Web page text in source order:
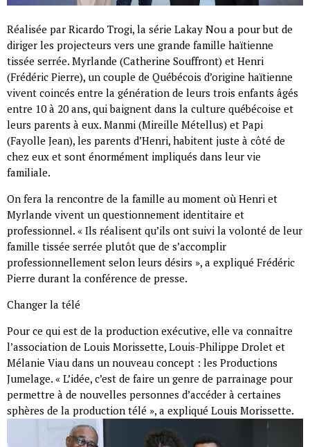
Réalisée par Ricardo Trogi, la série Lakay Nou a pour but de
diriger les projecteurs vers une grande famille haïtienne
tissée serrée. Myrlande (Catherine Souffront) et Henri
(Frédéric Pierre), un couple de Québécois d’origine haïtienne
vivent coincés entre la génération de leurs trois enfants âgés
entre 10 à 20 ans, qui baignent dans la culture québécoise et
leurs parents à eux. Manmi (Mireille Métellus) et Papi
(Fayolle Jean), les parents d’Henri, habitent juste à côté de
chez eux et sont énormément impliqués dans leur vie
familiale.
On fera la rencontre de la famille au moment où Henri et
Myrlande vivent un questionnement identitaire et
professionnel. « Ils réalisent qu’ils ont suivi la volonté de leur
famille tissée serrée plutôt que de s’accomplir
professionnellement selon leurs désirs », a expliqué Frédéric
Pierre durant la conférence de presse.
Changer la télé
Pour ce qui est de la production exécutive, elle va connaître
l’association de Louis Morissette, Louis-Philippe Drolet et
Mélanie Viau dans un nouveau concept : les Productions
Jumelage. « L’idée, c’est de faire un genre de parrainage pour
permettre à de nouvelles personnes d’accéder à certaines
sphères de la production télé », a expliqué Louis Morissette.